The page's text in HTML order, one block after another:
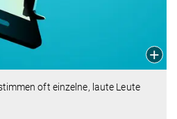
oft einzelne, laute Leute